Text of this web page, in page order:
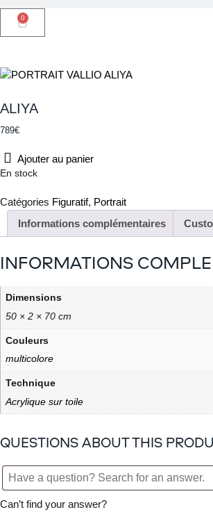
0
ALIYA
789€
Ajouter au panier
En stock
Catégories Figuratif, Portrait
Informations complémentaires
INFORMATIONS
Dimensions
50 × 2 × 70 cm
Couleurs
multicolore
Technique
Acrylique sur toile
QUESTIONS ABOUT THIS
Can’t find your answer?